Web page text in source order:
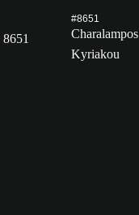
8651
#8651
Charalampos
Kyriakou